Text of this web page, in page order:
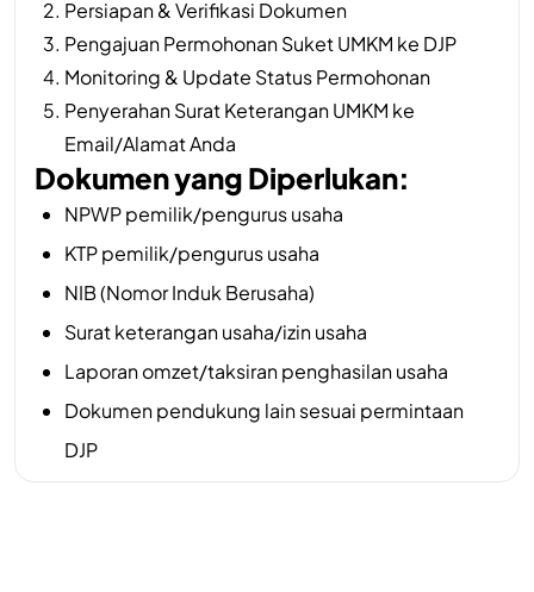
Persiapan & Verifikasi Dokumen
Pengajuan Permohonan Suket UMKM ke DJP
Monitoring & Update Status Permohonan
Penyerahan Surat Keterangan UMKM ke
Email/Alamat Anda
Dokumen yang Diperlukan:
NPWP pemilik/pengurus usaha
KTP pemilik/pengurus usaha
NIB (Nomor Induk Berusaha)
Surat keterangan usaha/izin usaha
Laporan omzet/taksiran penghasilan usaha
Dokumen pendukung lain sesuai permintaan
DJP